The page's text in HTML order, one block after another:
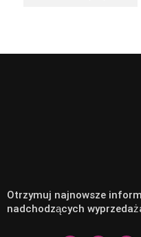
Otrzymuj najnowsze
nadchodzących